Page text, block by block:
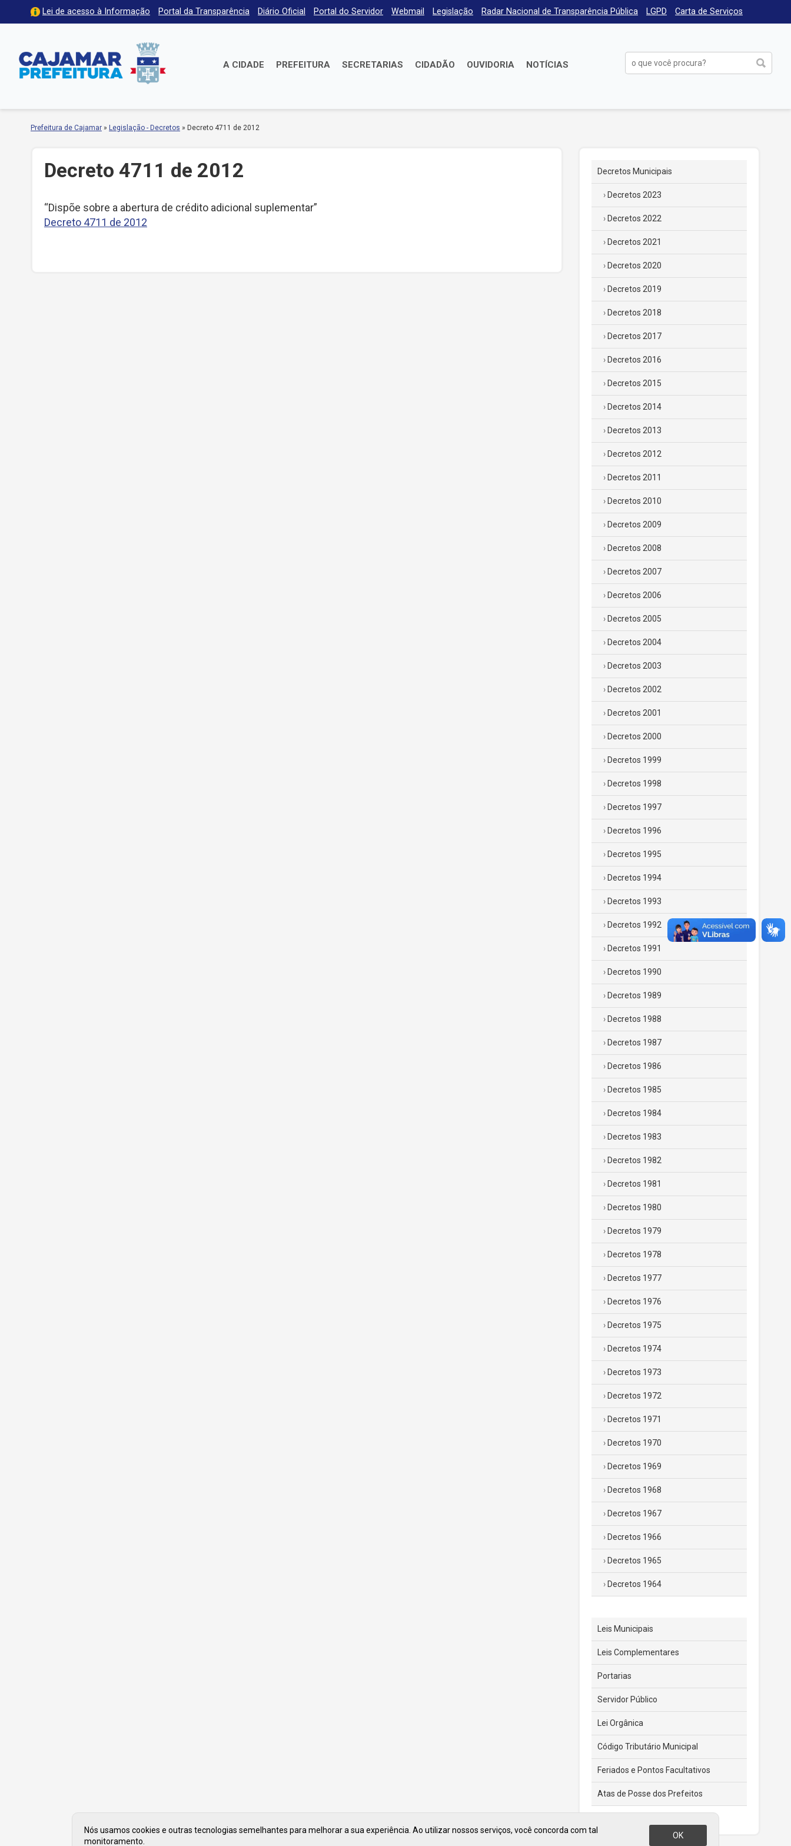
Lei de acesso à Informação Portal da Transparência Diário Oficial Portal do Servidor Webmail Legislação Radar Nacional de Transparência Pública LGPD Carta de Serviços
A CIDADE PREFEITURA SECRETARIAS CIDADÃO OUVIDORIA NOTÍCIAS
Prefeitura de Cajamar » Legislação - Decretos » Decreto 4711 de 2012
Decreto 4711 de 2012
“Dispõe sobre a abertura de crédito adicional suplementar”
Decreto 4711 de 2012
Decretos Municipais
Decretos 2023
Decretos 2022
Decretos 2021
Decretos 2020
Decretos 2019
Decretos 2018
Decretos 2017
Decretos 2016
Decretos 2015
Decretos 2014
Decretos 2013
Decretos 2012
Decretos 2011
Decretos 2010
Decretos 2009
Decretos 2008
Decretos 2007
Decretos 2006
Decretos 2005
Decretos 2004
Decretos 2003
Decretos 2002
Decretos 2001
Decretos 2000
Decretos 1999
Decretos 1998
Decretos 1997
Decretos 1996
Decretos 1995
Decretos 1994
Decretos 1993
Decretos 1992
Decretos 1991
Decretos 1990
Decretos 1989
Decretos 1988
Decretos 1987
Decretos 1986
Decretos 1985
Decretos 1984
Decretos 1983
Decretos 1982
Decretos 1981
Decretos 1980
Decretos 1979
Decretos 1978
Decretos 1977
Decretos 1976
Decretos 1975
Decretos 1974
Decretos 1973
Decretos 1972
Decretos 1971
Decretos 1970
Decretos 1969
Decretos 1968
Decretos 1967
Decretos 1966
Decretos 1965
Decretos 1964
Leis Municipais
Leis Complementares
Portarias
Servidor Público
Lei Orgânica
Código Tributário Municipal
Feriados e Pontos Facultativos
Atas de Posse dos Prefeitos
Nós usamos cookies e outras tecnologias semelhantes para melhorar a sua experiência. Ao utilizar nossos serviços, você concorda com tal
monitoramento.
OK